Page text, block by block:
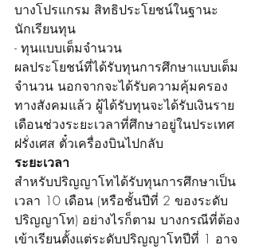
บางโปรแกรม สิทธิประโยชน์ในฐานะ
นักเรียนทุน
- ทุนแบบเต็มจำนวน
ผลประโยชน์ที่ได้รับทุนการศึกษาแบบเต็ม
จำนวน นอกจากจะได้รับความคุ้มครอง
ทางสังคมแล้ว ผู้ได้รับทุนจะได้รับเงินราย
เดือนช่วงระยะเวลาที่ศึกษาอยู่ในประเทศ
ฝรั่งเศส ตั๋วเครื่องบินไปกลับ
ระยะเวลา
สำหรับปริญญาโทได้รับทุนการศึกษาเป็น
เวลา 10 เดือน (หรือชั้นปีที่ 2 ของระดับ
ปริญญาโท) อย่างไรก็ตาม บางกรณีที่ต้อง
เข้าเรียนตั้งแต่ระดับปริญญาโทปีที่ 1 อาจ